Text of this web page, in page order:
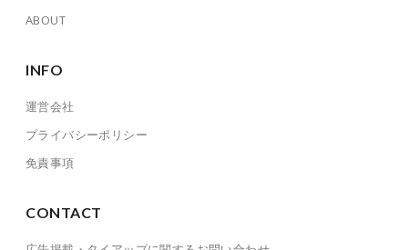
ABOUT
INFO
運営会社
プライバシーポリシー
免責事項
CONTACT